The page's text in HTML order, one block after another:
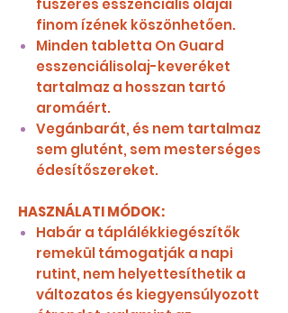
fűszeres esszenciális olajai
finom ízének köszönhetően.
Minden tabletta On Guard
esszenciálisolaj-keveréket
tartalmaz a hosszan tartó
aromáért.
Vegánbarát, és nem tartalmaz
sem glutént, sem mesterséges
édesítőszereket.
HASZNÁLATI MÓDOK:
Habár a táplálékkiegészítők
remekül támogatják a napi
rutint, nem helyettesíthetik a
változatos és kiegyensúlyozott